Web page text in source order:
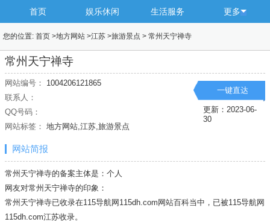
首页 娱乐休闲 生活服务 更多
您的位置: 首页 >地方网站 >江苏 >旅游景点 > 常州天宁禅寺
常州天宁禅寺
网站编号：
1004206121865
联系人：
QQ号码：
网站标签： 地方网站,江苏,旅游景点
一键直达
更新：2023-06-
30
网站简报
常州天宁禅寺的备案主体是：个人
网友对常州天宁禅寺的印象：
常州天宁禅寺已收录在115导航网115dh.com网站百科当中，已被115导航网
115dh.com江苏收录。